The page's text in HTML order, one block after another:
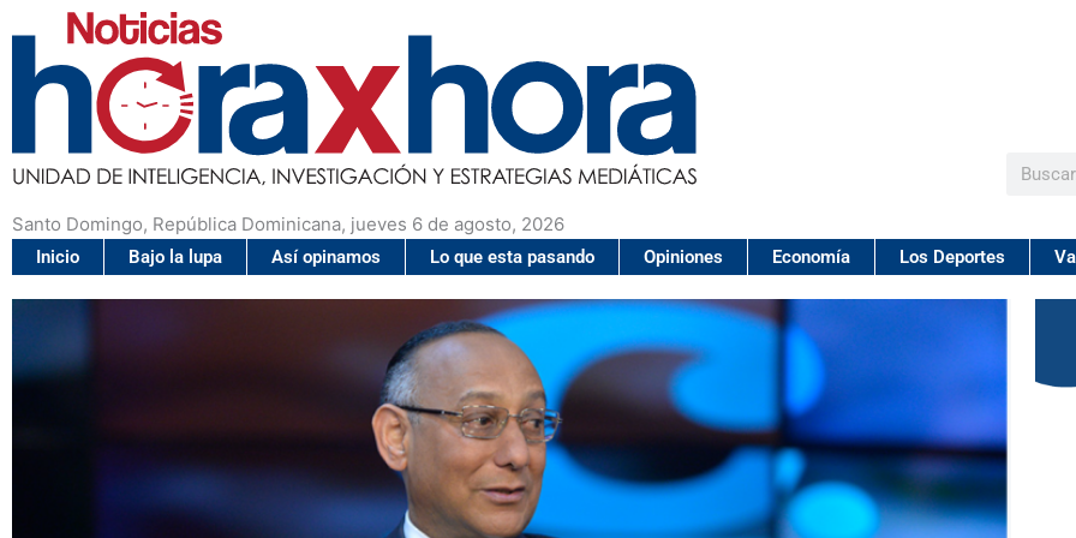
Santo Domingo, República Dominicana, jueves 6 de agosto, 2026
Buscar
Inicio Bajo la lupa Así opinamos Lo que esta pasando Opiniones Economía Los Deportes